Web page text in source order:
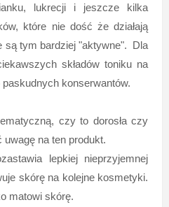
lukrecji i jeszcze kilka
które nie dość że działają
są tym bardziej "aktywne". Dla
składów toniku na
konserwantów.
czy to dorosła czy
na ten produkt.
lepkiej nieprzyjemnej
skórę na kolejne kosmetyki.
matowi skórę.